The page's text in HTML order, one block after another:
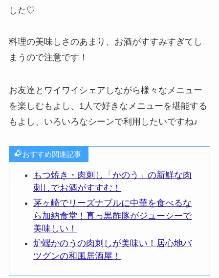
した♡
料理の美味しさのあまり、お酒がすすみすぎてし
まうので注意です！
お友達とワイワイシェアしながら様々なメニュー
を楽しむもよし、1人で好きなメニューを堪能する
もよし、いろいろなシーンで利用したいですね♪
おすすめ関連記事
もつ焼き・肉刺し「かのう」の新鮮な肉
刺しでお酒がすすむ！
茅ヶ崎でリーズナブルに中華を食べるな
ら加納食堂！真っ黒酢豚がジューシーで
美味しい！
炉端かのうの肉刺しが美味い！居心地バ
ツグンの和風居酒屋！